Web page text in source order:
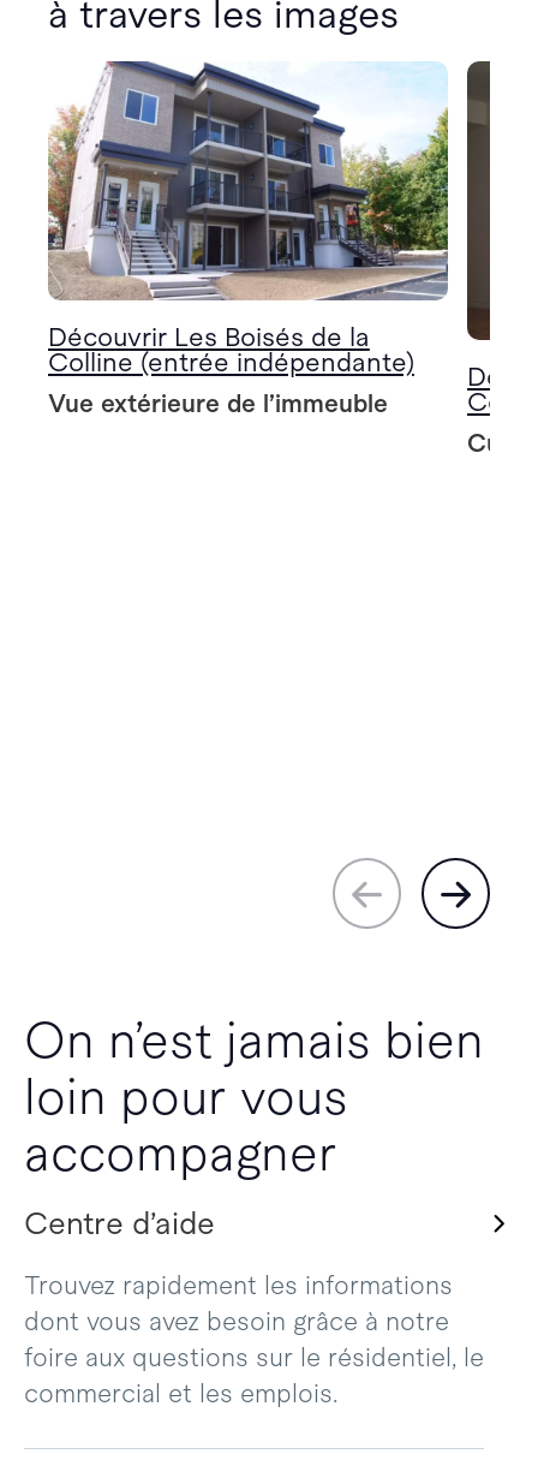
à travers les images
Découvrir Les Boisés de la
Colline (entrée indépendante)
Vue extérieure de l’immeuble
On n’est jamais bien
loin pour vous
accompagner
Centre d’aide
Trouvez rapidement les informations
dont vous avez besoin grâce à notre
foire aux questions sur le résidentiel, le
commercial et les emplois.